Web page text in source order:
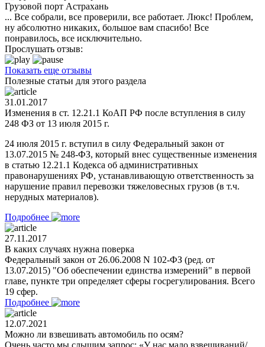
Грузовой порт Астрахань
... Все собрали, все проверили, все работает. Люкс! Проблем,
ну абсолютно никаких, большое вам спасибо! Все
понравилось, все исключительно.
Прослушать отзыв:
Показать еще отзывы
Полезные статьи для этого раздела
31.01.2017
Изменения в ст. 12.21.1 КоАП РФ после вступления в силу
248 ФЗ от 13 июля 2015 г.
24 июля 2015 г. вступил в силу Федеральный закон от
13.07.2015 № 248-ФЗ, который внес существенные изменения
в статью 12.21.1 Кодекса об административных
правонарушениях РФ, устанавливающую ответственность за
нарушение правил перевозки тяжеловесных грузов (в т.ч.
нерудных материалов).
Подробнее
27.11.2017
В каких случаях нужна поверка
Федеральный закон от 26.06.2008 N 102-ФЗ (ред. от
13.07.2015) "Об обеспечении единства измерений" в первой
главе, пункте три определяет сферы госрегулирования. Всего
19 сфер.
Подробнее
12.07.2021
Можно ли взвешивать автомобиль по осям?
Очень часто мы слышим запрос: «У нас мало взвешиваний/